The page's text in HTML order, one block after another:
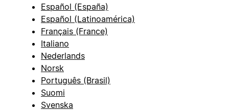
Español (España)
Español (Latinoamérica)
Français (France)
Italiano
Nederlands
Norsk
Português (Brasil)
Suomi
Svenska